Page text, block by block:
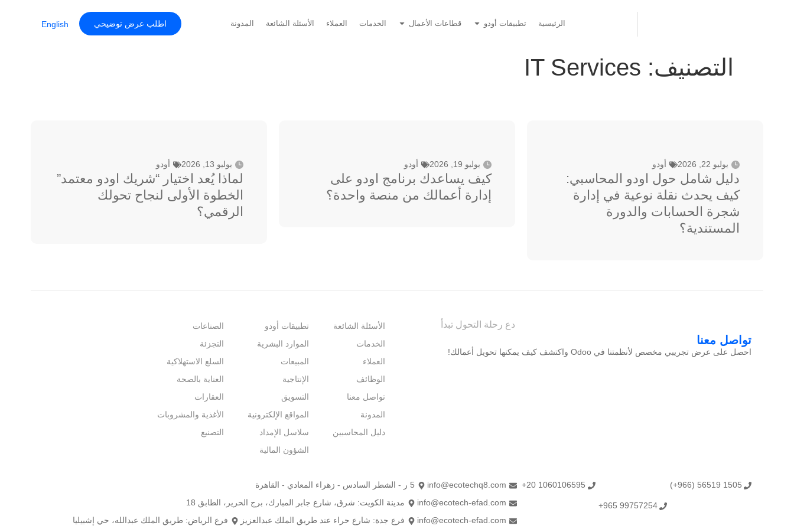
الرئيسية تطبيقات أودو قطاعات الأعمال الخدمات العملاء الأسئلة الشائعة المدونة اطلب عرض توضيحي English
التصنيف: IT Services
يوليو 22, 2026 أودو
دليل شامل حول اودو المحاسبي:
كيف يحدث نقلة نوعية في إدارة
شجرة الحسابات والدورة
المستندية؟
يوليو 19, 2026 أودو
كيف يساعدك برنامج اودو على
إدارة أعمالك من منصة واحدة؟
يوليو 13, 2026 أودو
لماذا يُعد اختيار “شريك اودو معتمد”
الخطوة الأولى لنجاح تحولك
الرقمي؟
دع رحلة التحول تبدأ
تواصل معنا
احصل على عرض تجريبي مخصص لأنظمتنا في Odoo واكتشف كيف يمكنها تحويل أعمالك!
الأسئلة الشائعة
الخدمات
العملاء
الوظائف
تواصل معنا
المدونة
دليل المحاسبين
تطبيقات أودو
الموارد البشرية
المبيعات
الإنتاجية
التسويق
المواقع الإلكترونية
سلاسل الإمداد
الشؤون المالية
الصناعات
التجزئة
السلع الاستهلاكية
العناية بالصحة
العقارات
الأغذية والمشروبات
التصنيع
(+966) 56519 1505
+965 99757254
+20 1060106595
info@ecotechq8.com
5 ر - الشطر السادس - زهراء المعادي - القاهرة
info@ecotech-efad.com
مدينة الكويت: شرق، شارع جابر المبارك، برج الحرير، الطابق 18
info@ecotech-efad.com
فرع جدة: شارع حراء عند طريق الملك عبدالعزيز فرع الرياض: طريق الملك عبدالله، حي إشبيليا